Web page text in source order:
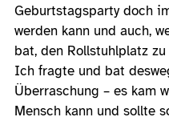
Geburtstagsparty doch
werden kann und auch,
bat, den Rollstuhlplatz zu
Ich fragte und bat
Überraschung – es kam
Mensch kann und sollte